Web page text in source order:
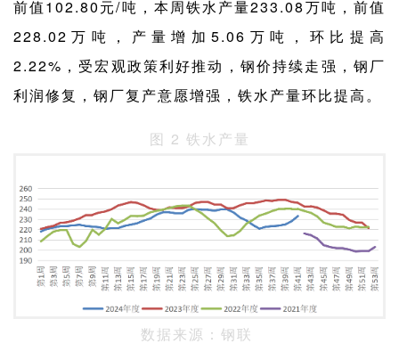
前值102.80元/吨，本周铁水产量233.08万吨，前值
228.02万吨，产量增加5.06万吨，环比提高
2.22%，受宏观政策利好推动，钢价持续走强，钢厂
利润修复，钢厂复产意愿增强，铁水产量环比提高。
图 2 铁水产量
数据来源：钢联